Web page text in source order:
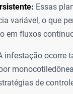
Essas
variável, o que
em fluxos
infestação ocorre
de